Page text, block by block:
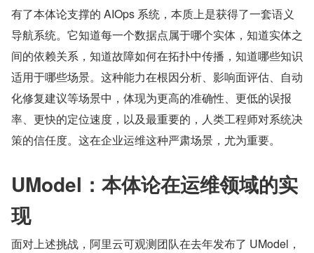
有了本体论支撑的 AIOps 系统，本质上是获得了一套语义
导航系统。它知道每一个数据点属于哪个实体，知道实体之
间的依赖关系，知道故障如何在拓扑中传播，知道哪些知识
适用于哪些场景。这种能力在根因分析、影响面评估、自动
化修复建议等场景中，体现为更高的准确性、更低的误报
率、更快的定位速度，以及最重要的，人类工程师对系统决
策的信任度。这在企业运维这种严肃场景，尤为重要。
UModel：本体论在运维领域的实
现
面对上述挑战，阿里云可观测团队在去年发布了 UModel，